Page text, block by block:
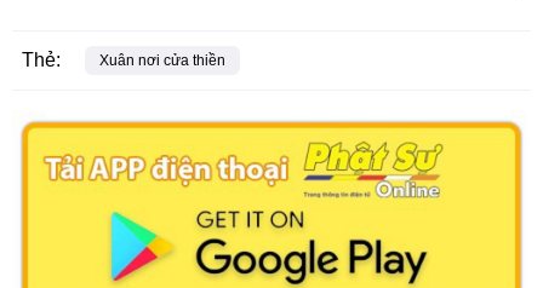
Thẻ: Xuân nơi cửa thiền